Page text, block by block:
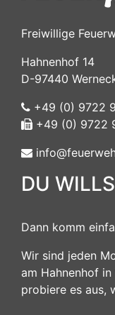
Freiwillige
Hahnenhof 14
D-97440
+49 (0) 9722
+49 (0) 9722
DU
Dann komm
Wir sind jeden
am Hahnenhof
probiere es aus,